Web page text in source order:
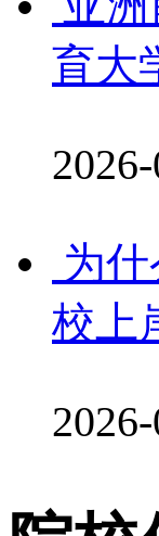
育大
为
校上